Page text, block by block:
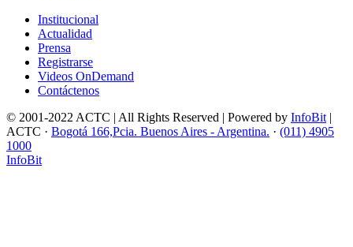
Institucional
Actualidad
Prensa
Registrarse
Videos OnDemand
Contáctenos
© 2001-2022 ACTC | All Rights Reserved | Powered by InfoBit |
ACTC · Bogotá 166,Pcia. Buenos Aires - Argentina. · (011) 4905
1000
InfoBit